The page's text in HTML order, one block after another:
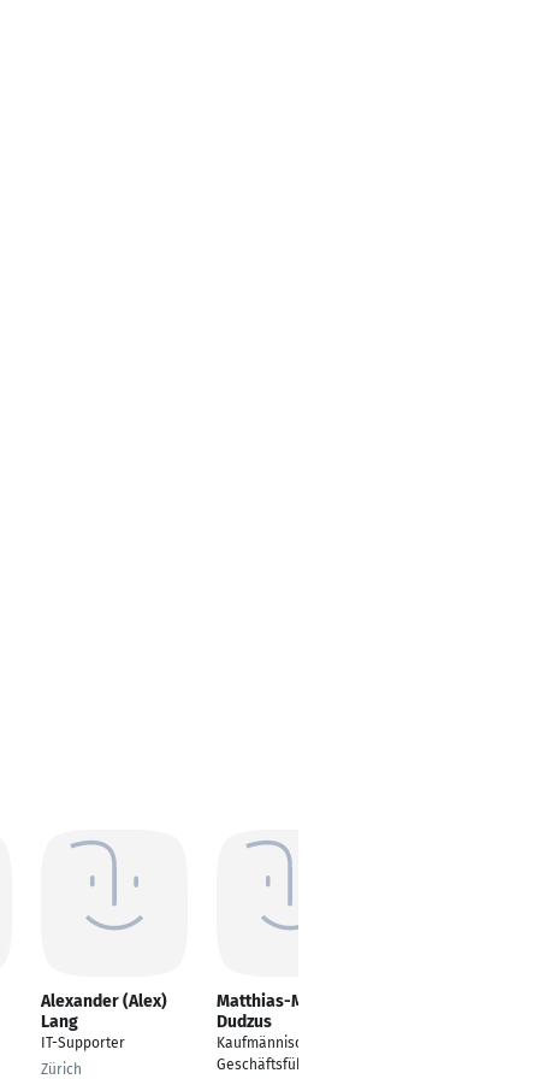
Alexander (Alex)
Lang
IT-Supporter
Zürich
Matthias-Magnus
Dudzus
Kaufmännischer
Geschäftsführer